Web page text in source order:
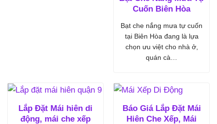
Cuốn Biên Hòa
Bạt che nắng mưa tự cuốn
tại Biên Hòa đang là lựa
chọn ưu việt cho nhà ở,
quán cà…
Lắp Đặt Mái hiên di
động, mái che xếp
Báo Giá Lắp Đặt Mái
Hiên Che Xếp, Mái